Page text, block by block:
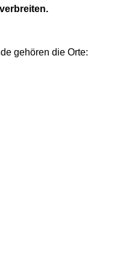
gehören die Orte: